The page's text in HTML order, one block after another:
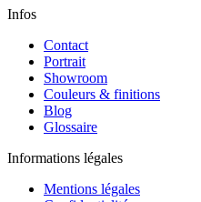
Infos
Contact
Portrait
Showroom
Couleurs & finitions
Blog
Glossaire
Informations légales
Mentions légales